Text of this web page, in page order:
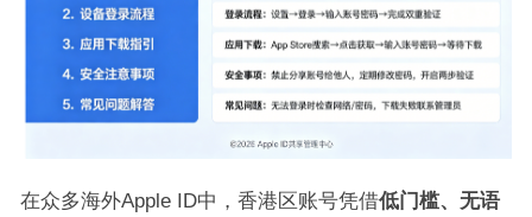
在众多海外Apple ID中，香港区账号凭借低门槛、无语